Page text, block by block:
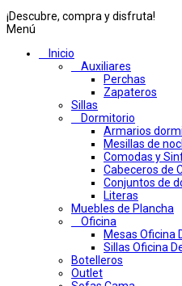
¡Descubre, compra y disfruta!
Menú
Inicio
Auxiliares
Perchas
Zapateros
Sillas
Dormitorio
Armarios
Mesillas de
Comodas y
Cabeceros de
Conjuntos de
Literas
Muebles de Plancha
Oficina
Mesas Oficina
Sillas Oficina
Botelleros
Outlet